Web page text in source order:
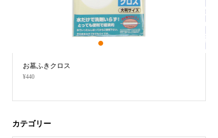
お墓ふきクロス
¥440
1
カテゴリー